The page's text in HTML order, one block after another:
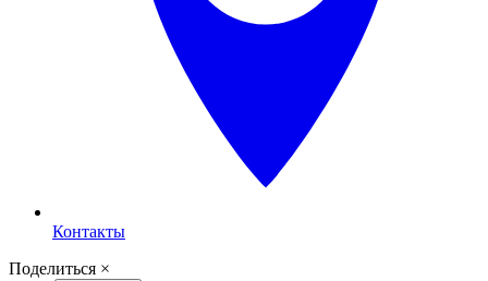
Контакты
Поделиться ×